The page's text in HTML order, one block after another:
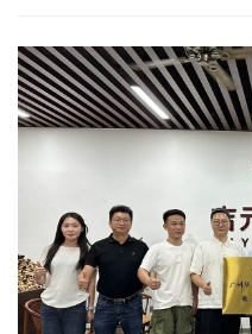
广东省大学生计算
国大学生计算机设
赛“具身操作应用场
幕。华商科教集团
能学院参赛团队在与